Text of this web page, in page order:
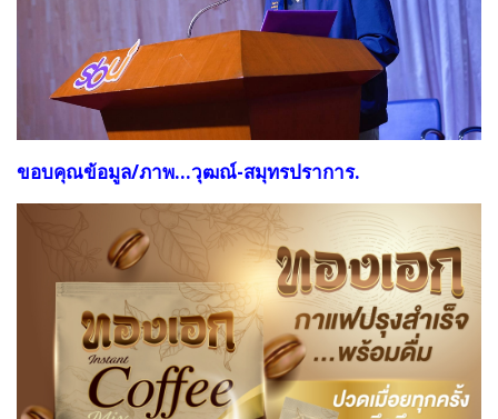
ขอบคุณข้อมูล/ภาพ...วุฒณ์-สมุทรปราการ.